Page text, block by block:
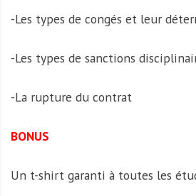
-Les types de congés et leur
-Les types de sanctions
-La rupture du contrat
BONUS
Un t-shirt garanti à toutes les